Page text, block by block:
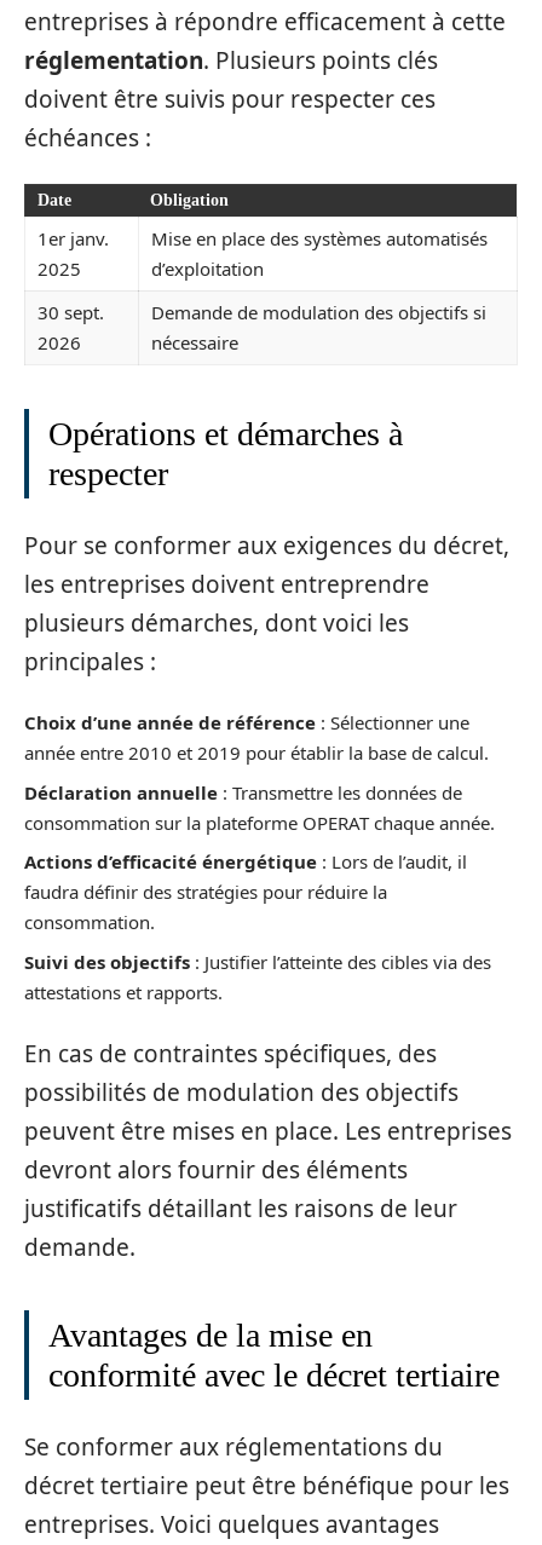
entreprises à répondre efficacement à cette
réglementation. Plusieurs points clés
doivent être suivis pour respecter ces
échéances :
Date Obligation
1er janv.
2025
Mise en place des systèmes automatisés
d’exploitation
30 sept.
2026
Demande de modulation des objectifs si
nécessaire
Opérations et démarches à
respecter
Pour se conformer aux exigences du décret,
les entreprises doivent entreprendre
plusieurs démarches, dont voici les
principales :
Choix d’une année de référence : Sélectionner une
année entre 2010 et 2019 pour établir la base de calcul.
Déclaration annuelle : Transmettre les données de
consommation sur la plateforme OPERAT chaque année.
Actions d’efficacité énergétique : Lors de l’audit, il
faudra définir des stratégies pour réduire la
consommation.
Suivi des objectifs : Justifier l’atteinte des cibles via des
attestations et rapports.
En cas de contraintes spécifiques, des
possibilités de modulation des objectifs
peuvent être mises en place. Les entreprises
devront alors fournir des éléments
justificatifs détaillant les raisons de leur
demande.
Avantages de la mise en
conformité avec le décret tertiaire
Se conformer aux réglementations du
décret tertiaire peut être bénéfique pour les
entreprises. Voici quelques avantages